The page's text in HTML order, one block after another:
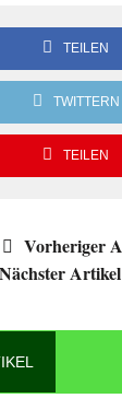
TEILEN
TWITTERN
TEILEN
Vorheriger
Nächster Artikel